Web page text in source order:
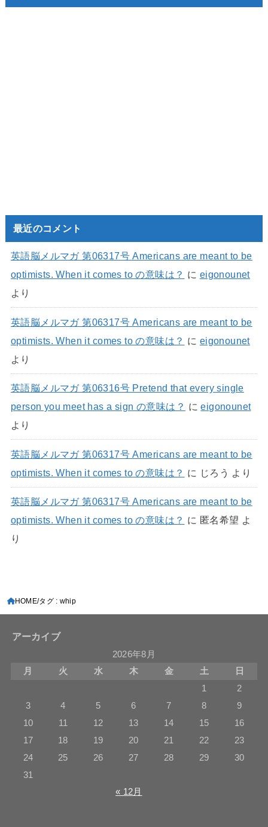
最近のコメント
英語脳メルマガ 第06317号 Americans are meant to be
optimists. When it comes to の意味は？ に eigonounet
より
英語脳メルマガ 第06317号 Americans are meant to be
optimists. When it comes to の意味は？ に eigonounet
より
英語脳メルマガ 第06316号 Pretend that every single
person you meet has a sign の意味は？ にeigonounet
より
英語脳メルマガ 第06317号 Americans are meant to be
optimists. When it comes to の意味は？ に じろう より
英語脳メルマガ 第06317号 Americans are meant to be
optimists. When it comes to の意味は？ に 匿名希望 よ
り
HOME タグ : whip
アーカイブ
2026年8月
月
火 水 木 金 土
日
1
2
3
4 5 6 7 8
9
10
11 12 13 14 15
16
17
18 19 20 21 22
23
24
25 26 27 28 29
30
31
« 12月